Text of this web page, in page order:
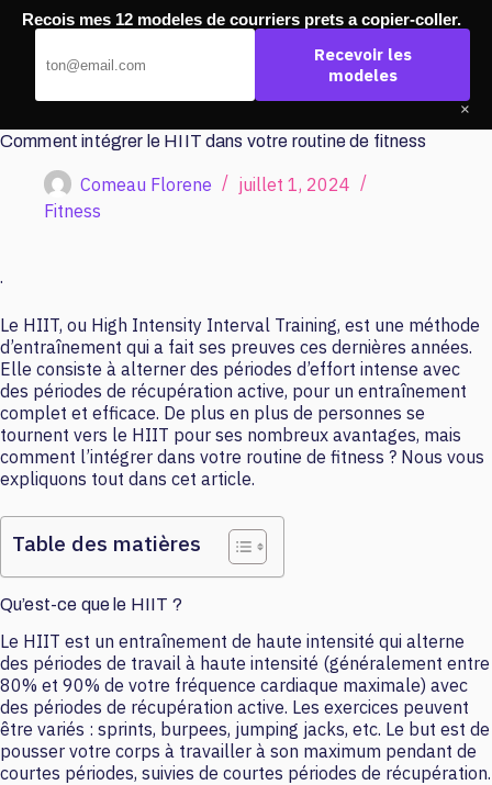
Passer
Comment intégrer le HIIT dans votre routine de fitness
Comeau Florene
juillet 1, 2024
Fitness
.
Le HIIT, ou High Intensity Interval Training, est une méthode
d’entraînement qui a fait ses preuves ces dernières années.
Elle consiste à alterner des périodes d’effort intense avec
des périodes de récupération active, pour un entraînement
complet et efficace. De plus en plus de personnes se
tournent vers le HIIT pour ses nombreux avantages, mais
comment l’intégrer dans votre routine de fitness ? Nous vous
expliquons tout dans cet article.
Table des matières
Qu’est-ce que le HIIT ?
Le HIIT est un entraînement de haute intensité qui alterne
des périodes de travail à haute intensité (généralement entre
80% et 90% de votre fréquence cardiaque maximale) avec
des périodes de récupération active. Les exercices peuvent
être variés : sprints, burpees, jumping jacks, etc. Le but est de
pousser votre corps à travailler à son maximum pendant de
courtes périodes, suivies de courtes périodes de récupération.
Recois mes 12 modeles de courriers prets a copier-coller.
Recevoir les
modeles
×